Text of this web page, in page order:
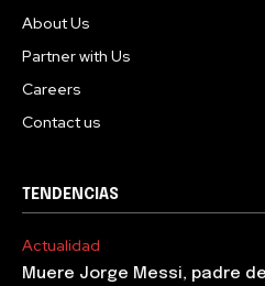
About Us
Partner with Us
Careers
Contact us
TENDENCIAS
Actualidad
Muere Jorge Messi, padre